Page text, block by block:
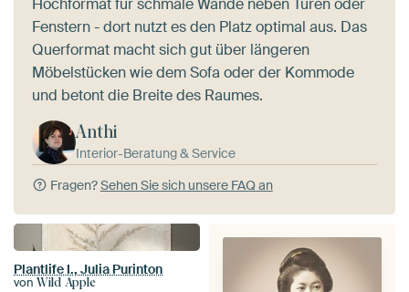
Hochformat für schmale Wände neben Türen oder
Fenstern - dort nutzt es den Platz optimal aus. Das
Querformat macht sich gut über längeren
Möbelstücken wie dem Sofa oder der Kommode
und betont die Breite des Raumes.
Anthi
Interior-Beratung & Service
Fragen?Sehen Sie sich unsere FAQ an
Plantlife I., Julia Purinton
von Wild Apple